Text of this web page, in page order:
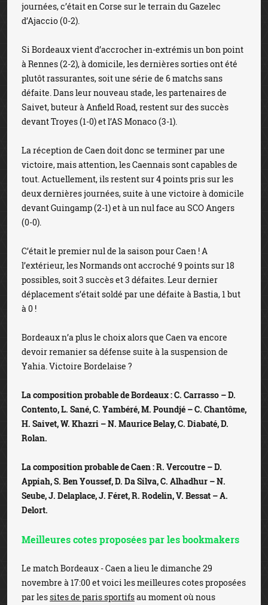
journées, c’était en Corse sur le terrain du Gazelec
d’Ajaccio (0-2).
Si Bordeaux vient d’accrocher in-extrémis un bon point
à Rennes (2-2), à domicile, les dernières sorties ont été
plutôt rassurantes, soit une série de 6 matchs sans
défaite. Dans leur nouveau stade, les partenaires de
Saivet, buteur à Anfield Road, restent sur des succès
devant Troyes (1-0) et l’AS Monaco (3-1).
La réception de Caen doit donc se terminer par une
victoire, mais attention, les Caennais sont capables de
tout. Actuellement, ils restent sur 4 points pris sur les
deux dernières journées, suite à une victoire à domicile
devant Guingamp (2-1) et à un nul face au SCO Angers
(0-0).
C’était le premier nul de la saison pour Caen ! A
l’extérieur, les Normands ont accroché 9 points sur 18
possibles, soit 3 succès et 3 défaites. Leur dernier
déplacement s’était soldé par une défaite à Bastia, 1 but
à 0 !
Bordeaux n’a plus le choix alors que Caen va encore
devoir remanier sa défense suite à la suspension de
Yahia. Victoire Bordelaise ?
La composition probable de Bordeaux : C. Carrasso – D.
Contento, L. Sané, C. Yambéré, M. Poundjé – C. Chantôme,
H. Saivet, W. Khazri – N. Maurice Belay, C. Diabaté, D.
Rolan.
La composition probable de Caen : R. Vercoutre – D.
Appiah, S. Ben Youssef, D. Da Silva, C. Alhadhur – N.
Seube, J. Delaplace, J. Féret, R. Rodelin, V. Bessat – A.
Delort.
Meilleures cotes proposées par les bookmakers
Le match Bordeaux - Caen a lieu le dimanche 29
novembre à 17:00 et voici les meilleures cotes proposées
par lessites de paris sportifsau moment où nous